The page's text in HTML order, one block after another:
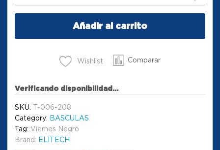
Añadir al carrito
Wishlist Comparar
Verificando disponibilidad...
SKU: T-006-208
Category: BASCULAS
Tag: Viernes Negro
Brand: ELITECH